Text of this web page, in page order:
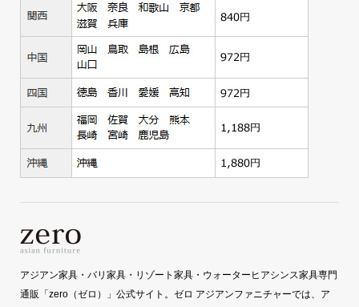
アジアン家具・バリ家具・リゾート家具・ウォーターヒアシンス家具専門
通販「zero（ゼロ）」公式サイト。ゼロ アジアンファニチャーでは、ア